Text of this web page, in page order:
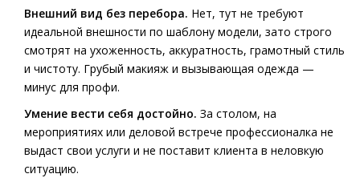
Внешний вид без перебора. Нет, тут не требуют
идеальной внешности по шаблону модели, зато строго
смотрят на ухоженность, аккуратность, грамотный стиль
и чистоту. Грубый макияж и вызывающая одежда —
минус для профи.
Умение вести себя достойно. За столом, на
мероприятиях или деловой встрече профессионалка не
выдаст свои услуги и не поставит клиента в неловкую
ситуацию.